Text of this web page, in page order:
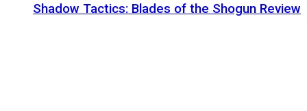
Shadow Tactics: Blades of the Shogun Review